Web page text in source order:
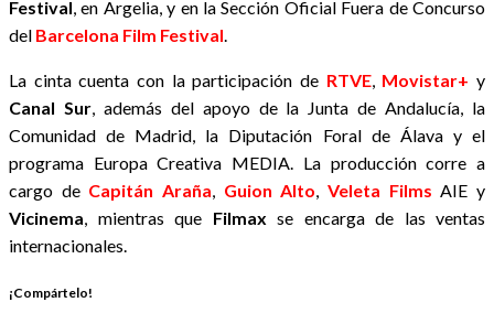
Festival, en Argelia, y en la Sección Oficial Fuera de Concurso
del Barcelona Film Festival.
La cinta cuenta con la participación de RTVE, Movistar+ y
Canal Sur, además del apoyo de la Junta de Andalucía, la
Comunidad de Madrid, la Diputación Foral de Álava y el
programa Europa Creativa MEDIA. La producción corre a
cargo de Capitán Araña, Guion Alto,Veleta Films AIE y
Vicinema, mientras que Filmax se encarga de las ventas
internacionales.
¡Compártelo!